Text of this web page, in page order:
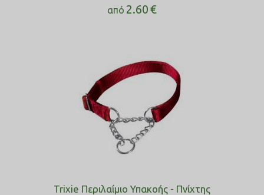
από 2.60€
Trixie Περιλαίμιο Υπακοής - Πνίχτης